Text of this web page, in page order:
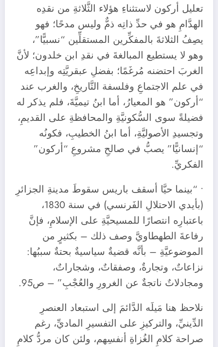
تعليل أركون لاستثناءِ هؤلاء الثَّلاثةِ من نقدِه
الهدَّامِ هو في حدِّ ذاتِه ذمٌّ وليس مدحًا؛ فهو
يصِفُ الثلاثةَ بالمفكِّرين المستقلِّين “نسبيًّا”،
وهو لا يستطيع المبالغةَ في نقدِ ابن خلدون؛ لأنَّ
الغربَ احتضنه مُرغَمًا؛ بفضلِ عبقريَّتِه وإبداعِه
في علم الاجتماعِ وفلسفة التَّاريخِ، والغرب عند
“أركون” هو المعيارُ، أما ابنُ تيميَّةَ، فلم يذكر له
فضيلةً سوى السُّكونيَّةِ والمحافظةِ على القديمِ،
وتجسيدِ الأصوليَّةِ، أما ابنُ الخطيبِ، فكونُه
“إنسانيًّا” يصبُّ في صالحِ مشروعِ “أركون”
الفكريِّ.
• “بينما حيَّا أسقف باريس سقوطَ مدينةِ الجزائرِ
(بأيدي الاحتلالِ الفَرنسي) في سنة 1830،
باعتبارِه انتصارًا للمسيحيَّةِ على الإسلامِ، فإنَّ
رفاعةَ الطهطاويَّ وصف ذلك – بكثيرٍ من
الموضوعيَّةِ – بأنَّه قضيةٌ سياسيةٌ بحتةٌ سببُها:
نزاعاتٌ، وتجارةٌ، وصفقاتٌ، وشجاراتٌ،
ومجادلاتٌ ناتجةٌ عن الغرورِ والعُجْبِ” – ص95.
نلاحظ هنا مَيلَه الدَّائمَ إلى استبعاد العنصرِ
الدِّينيِّ، والتركيزِ على التفسيرِ الماديِّ، رغم
صراحة كلامِ الغُزاةِ أنفسِهم، ولئن كان مردُّ كلامِ